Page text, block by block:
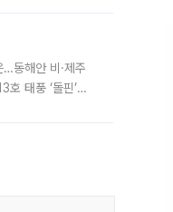
동해안 비·제주
태풍 ‘돌핀’이